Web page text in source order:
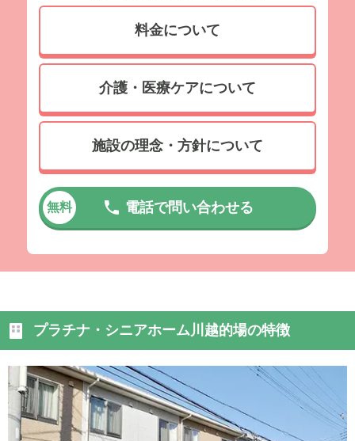
料金について
介護・医療ケアについて
施設の理念・方針について
無料 電話で問い合わせる
プラチナ・シニアホーム川越的場の特徴